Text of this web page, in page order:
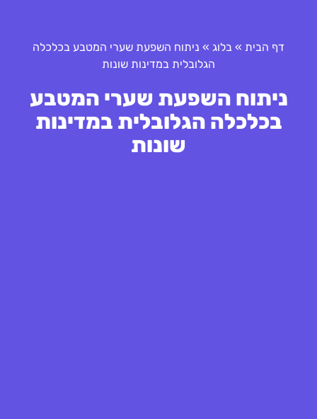
דף הבית » בלוג » ניתוח השפעת שערי המטבע בכלכלה
הגלובלית במדינות שונות
ניתוח השפעת שערי המטבע
בכלכלה הגלובלית במדינות
שונות